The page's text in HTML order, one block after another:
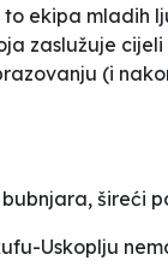
ekipa mladih
zaslužuje
(i
šireći
Uskoplju